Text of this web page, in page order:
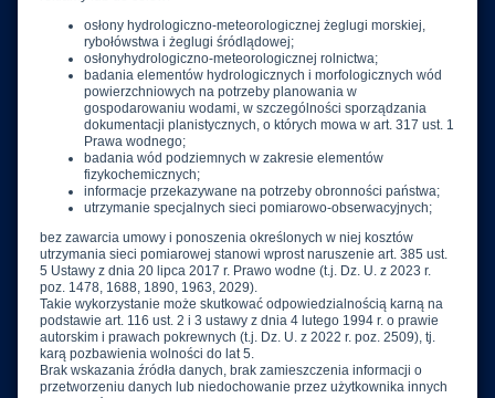
IMGW-PIB
01-673 Warszawa
ul. Podleśna 61
T.(+48) 22 569 41 00
F.(+48) 22 834 18 01
W.www.imgw.pl